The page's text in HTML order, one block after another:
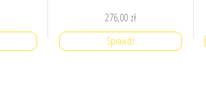
276,00 zł
Sprawdź